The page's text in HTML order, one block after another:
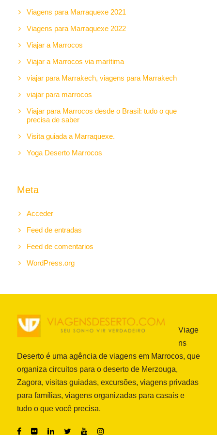
Viagens para Marraquexe 2021
Viagens para Marraquexe 2022
Viajar a Marrocos
Viajar a Marrocos via marítima
viajar para Marrakech, viagens para Marrakech
viajar para marrocos
Viajar para Marrocos desde o Brasil: tudo o que
precisa de saber
Visita guiada a Marraquexe.
Yoga Deserto Marrocos
Meta
Acceder
Feed de entradas
Feed de comentarios
WordPress.org
Viage
ns
Deserto é uma agência de viagens em Marrocos, que
organiza circuitos para o deserto de Merzouga,
Zagora, visitas guiadas, excursões, viagens privadas
para famílias, viagens organizadas para casais e
tudo o que você precisa.